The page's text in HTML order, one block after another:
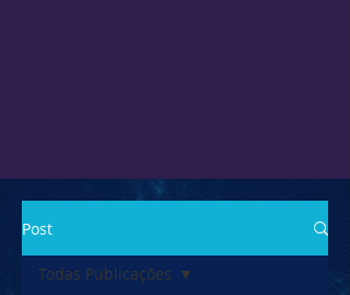
Post
Todas Publicações